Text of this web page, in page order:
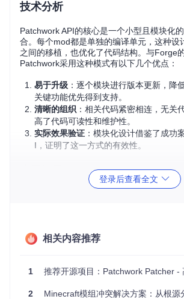
技术分析
Patchwork API的核心是一个小型且模块化
合。每个mod都是单独的编译单元，这种设
之间的移植，也优化了代码结构。与Forge
Patchwork采用这种模式有以下几个优点：
易于升级 ：逐个模块进行版本更新，降
关键功能优先得到支持。
清晰的组织 ：相关代码紧密相连，无关
高了代码可读性和维护性。
实际效果验证 ：模块化设计借鉴了成
I，证明了这一方式的有效性。
游戏体验改进：通过Fabric工具链的优势
跨平台兼容性。
登录后查看全文
相关内容推荐
1 推荐开源项目：Patchwork Patcher - 高效的
2 Minecraft模组冲突解决方案：从根源分析到实